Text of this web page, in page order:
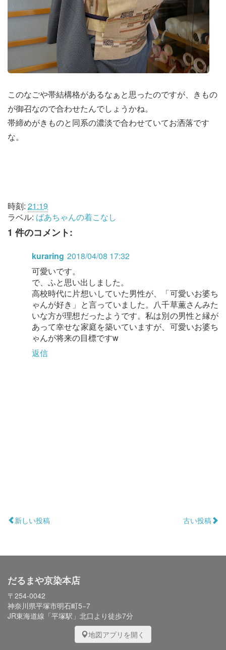
このなごや帯結構格があるなぁと思ったのですが、きもの
が御召なので合わせたんでしょうかね。
帯締めがきものと同系の濃淡で合わせていてお洒落です
な。
時刻: 21:19
ラベル: ばあちゃんの着こなし
1 件のコメント:
kuraring 2018/04/08 17:32
可愛いです。
で、ふと思い出しました。
高校時代に片想いしていた男性が、「可愛いお婆ち
ゃんが好き」と言っていました。八千草薫さんみた
いな方が理想だったようです。私は別の男性と縁が
あって幸せな家庭を築いていますが、可愛いお婆ち
ゃんが将来の目標ですw
返信
新しい投稿 古い投稿
だるまや京染本店
〒254-0042
神奈川県平塚市明石町5−7
JR東海道線「平塚駅」北口より徒歩7分
地図アプリを開く